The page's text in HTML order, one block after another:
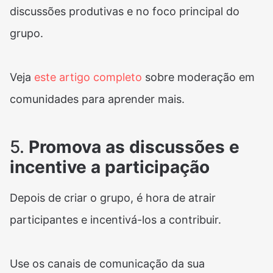
discussões produtivas e no foco principal do
grupo.
Veja este artigo completo sobre moderação em
comunidades para aprender mais.
5. Promova as discussões e
incentive a participação
Depois de criar o grupo, é hora de atrair
participantes e incentivá-los a contribuir.
Use os canais de comunicação da sua